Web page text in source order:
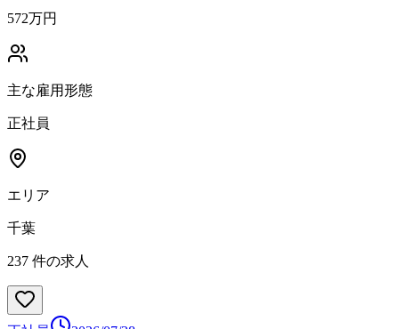
572万円
主な雇用形態
正社員
エリア
千葉
237 件の求人